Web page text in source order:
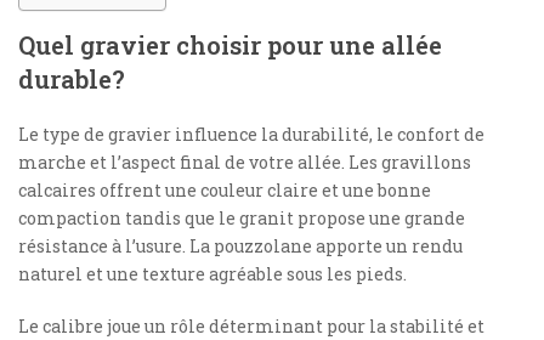
Quel gravier choisir pour une allée
durable?
Le type de gravier influence la durabilité, le confort de
marche et l’aspect final de votre allée. Les gravillons
calcaires offrent une couleur claire et une bonne
compaction tandis que le granit propose une grande
résistance à l’usure. La pouzzolane apporte un rendu
naturel et une texture agréable sous les pieds.
Le calibre joue un rôle déterminant pour la stabilité et